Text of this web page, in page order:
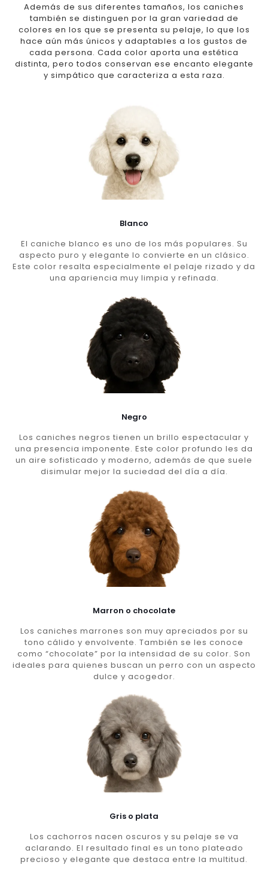
Además de sus diferentes tamaños, los caniches
también se distinguen por la gran variedad de
colores en los que se presenta su pelaje, lo que los
hace aún más únicos y adaptables a los gustos de
cada persona. Cada color aporta una estética
distinta, pero todos conservan ese encanto elegante
y simpático que caracteriza a esta raza.
Blanco
El caniche blanco es uno de los más populares. Su
aspecto puro y elegante lo convierte en un clásico.
Este color resalta especialmente el pelaje rizado y da
una apariencia muy limpia y refinada.
Negro
Los caniches negros tienen un brillo espectacular y
una presencia imponente. Este color profundo les da
un aire sofisticado y moderno, además de que suele
disimular mejor la suciedad del día a día.
Marron o chocolate
Los caniches marrones son muy apreciados por su
tono cálido y envolvente. También se les conoce
como “chocolate” por la intensidad de su color. Son
ideales para quienes buscan un perro con un aspecto
dulce y acogedor.
Gris o plata
Los cachorros nacen oscuros y su pelaje se va
aclarando. El resultado final es un tono plateado
precioso y elegante que destaca entre la multitud.